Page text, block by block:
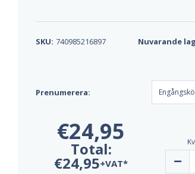
SKU: 740985216897 Nuvarande
Prenumerera:
€24,95
Total:
€24,95+VAT*